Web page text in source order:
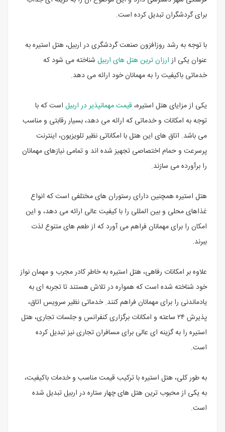
برای گردشگران تبدیل کرده است.
با توجه به رشد روزافزون صنعت گردشگری در اربیل، هتل استیره به
عنوان یکی ازارزان ترین هتل های اربیل شناخته می شود که
خدماتی باکیفیت را به مهمانان خود ارائه می دهد.
یکی از مزایای هتل استیره، قیمت مهمانپذیر در اربیل است که با
توجه به امکانات و خدماتی که ارائه می دهد، بسیار رقابتی و مناسب
می باشد. اتاق های این هتل با امکاناتی نظیر تلویزیون، اینترنت
پرسرعت و حمام اختصاصی تجهیز شده اند و تمامی نیازهای مهمانان
را برآورده می سازند.
هتل استیره همچنین دارای رستوران های مختلفی است که انواع
غذاهای محلی و بین المللی را با کیفیت عالی ارائه می دهد، و این
امکان را برای مهمانان فراهم می آورد که از طعم های متنوع لذت
ببرند.
علاوه بر امکانات رفاهی، هتل استیره به خاطر کادر مجرب و مهمان نواز
خود شناخته شده است که همواره در تلاش هستند تا تجربه ای به
یادماندنی را برای مهمانان فراهم کنند. خدماتی نظیر سرویس اتاق،
پذیرش ۲۴ ساعته و امکانات برگزاری کنفرانس و جلسات تجاری، هتل
استیره را به گزینه ای عالی برای مسافران تجاری نیز تبدیل کرده
است.
به طور کلی، هتل استیره با ترکیب قیمت مناسب و خدمات باکیفیت،
به یکی از محبوب ترین هتل های چهار ستاره در اربیل تبدیل شده
است.